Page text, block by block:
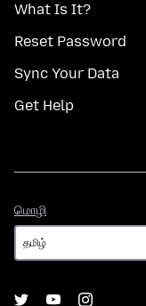
What Is It?
Reset Password
Sync Your Data
Get Help
மொழி